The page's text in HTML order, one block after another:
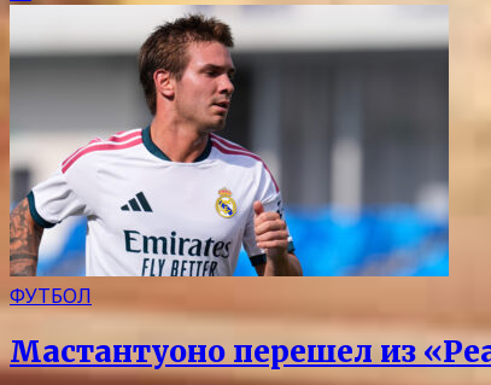
ФУТБОЛ
Мастантуоно перешел из